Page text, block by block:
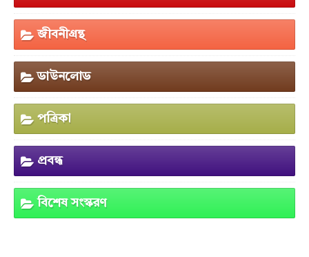
জীবনীগ্রন্থ
ডাউনলোড
পত্রিকা
প্রবন্ধ
বিশেষ সংস্করণ